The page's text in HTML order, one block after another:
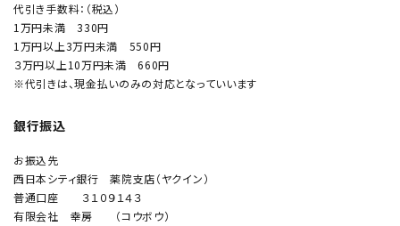
代引き手数料：（税込）
1万円未満 330円
1万円以上3万円未満 550円
３万円以上10万円未満 660円
※代引きは、現金払いのみの対応となっていいます
銀行振込
お振込先
西日本シティ銀行 薬院支店（ヤクイン）
普通口座 ３１０９１４３
有限会社 幸房 （コウボウ）